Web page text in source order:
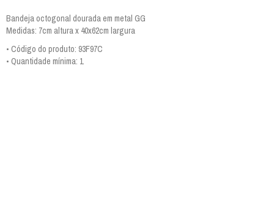
Bandeja octogonal dourada em metal GG
Medidas: 7cm altura x 40x62cm largura
• Código do produto: 93F97C
• Quantidade mínima: 1